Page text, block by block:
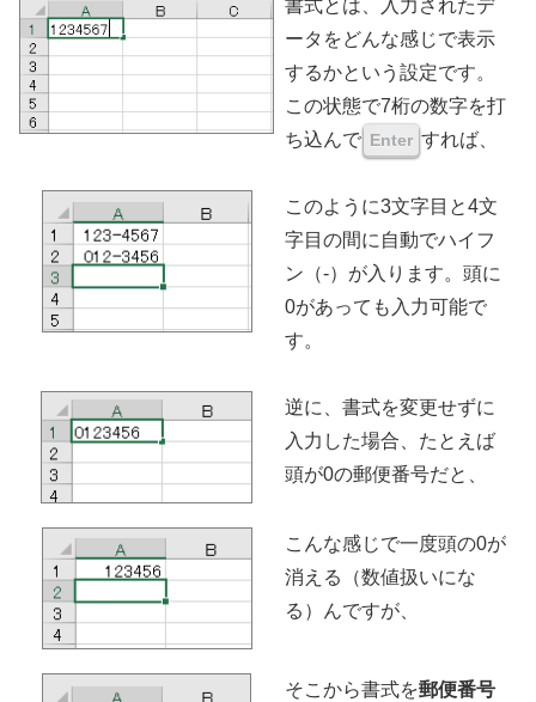
書式とは、入力されたデ
ータをどんな感じで表示
するかという設定です。
この状態で7桁の数字を打
ち込んで Enter すれば、
このように3文字目と4文
字目の間に自動でハイフ
ン（-）が入ります。頭に
0があっても入力可能で
す。
逆に、書式を変更せずに
入力した場合、たとえば
頭が0の郵便番号だと、
こんな感じで一度頭の0が
消える（数値扱いにな
る）んですが、
そこから書式を郵便番号